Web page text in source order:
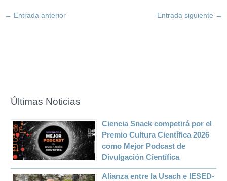
← Entrada anterior Entrada siguiente →
Últimas Noticias
Ciencia Snack competirá por el
Premio Cultura Científica 2026
como Mejor Podcast de
Divulgación Científica
Alianza entre la Usach e IESED-